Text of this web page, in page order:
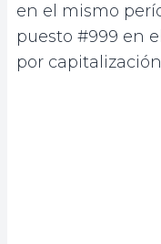
en el mismo
puesto #999 en
por